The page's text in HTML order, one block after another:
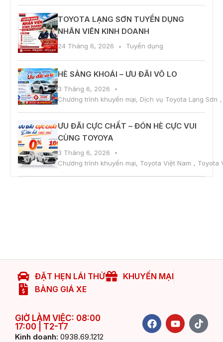
TOYOTA LẠNG SƠN TUYỂN DỤNG
NHÂN VIÊN KINH DOANH
24 Tháng 6, 2026 Tuyển dụng
HÈ SẢNG KHOÁI – ƯU ĐÃI VÔ LO
3 Tháng 6, 2026
Chương trình khuyến mại, Dịch vụ Toyota Lạng Sơn
ƯU ĐÃI CỰC CHẤT – ĐÓN HÈ CỰC VUI
CÙNG TOYOYA
3 Tháng 6, 2026
Chương trình khuyến mại, Toyota Việt Nam , Toyota
ĐẶT HẸN LÁI THỬ
KHUYẾN MẠI
BẢNG GIÁ XE
GIỜ LÀM VIỆC: 08:00
17:00 | T2-T7
Kinh doanh: 0938.69.1212
F
a
Y
o
T
i